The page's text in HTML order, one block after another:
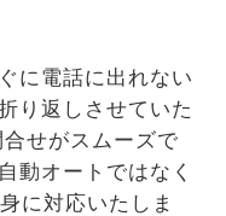
に電話に出れない
り返しさせていた
せがスムーズで
動オートではなく
に対応いたしま